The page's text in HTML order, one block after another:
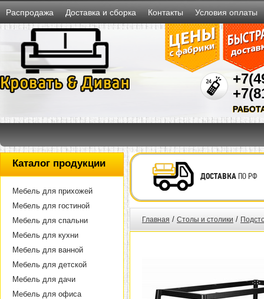
Распродажа Доставка и сборка Контакты Условия оплаты
Каталог продукции
Мебель для прихожей
Мебель для гостиной
Мебель для спальни
Мебель для кухни
Мебель для ванной
Мебель для детской
Мебель для дачи
Мебель для офиса
ДОСТАВКАПО РФ
Главная / Столы и столики /